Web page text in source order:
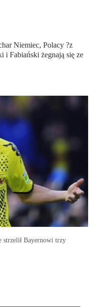
Niemiec, Polacy ?z
i Fabiański żegnają się ze
strzelił Bayernowi trzy